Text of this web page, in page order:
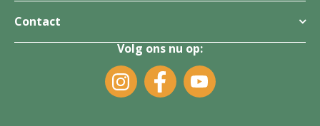
Contact
Volg ons nu op: